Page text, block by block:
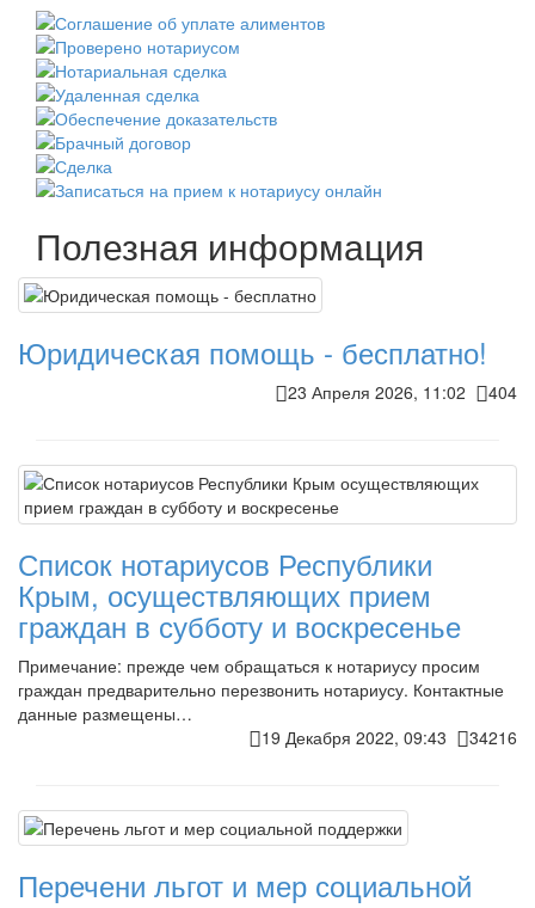
Полезная информация
Юридическая помощь - бесплатно!
23 Апреля 2026, 11:02 404
Список нотариусов Республики
Крым, осуществляющих прием
граждан в субботу и воскресенье
Примечание: прежде чем обращаться к нотариусу просим
граждан предварительно перезвонить нотариусу. Контактные
данные размещены…
19 Декабря 2022, 09:43
34216
Перечени льгот и мер социальной